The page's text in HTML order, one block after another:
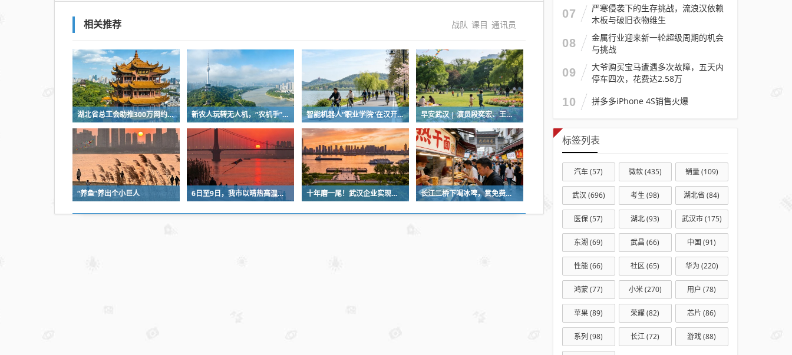
相关推荐 战队 课目 通讯员
湖北省总工会助推300万网约车司机降佣金 新农人玩转无人机，“农机手”赛项最热门 智能机器人“职业学院”在汉开学，教材就是人类的一举一动 早安武汉 | 演员段奕宏、王雷，在武汉获聘
“养鱼”养出个小巨人 6日至9日，我市以晴热高温天气为主 十年磨一尾！武汉企业实现圆口铜鱼规模化繁育 长江二桥下喝冰啤，赏免费音乐
07
严寒侵袭下的生存挑战，流浪汉依赖
木板与破旧衣物维生
08
金属行业迎来新一轮超级周期的机会
与挑战
09
大爷购买宝马遭遇多次故障，五天内
停车四次，花费达2.58万
10 拼多多iPhone 4S销售火爆
标签列表
汽车(57) 微软(435) 销量(109)
武汉 (696) 考生 (98) 湖北省 (84)
医保(57) 湖北(93) 武汉市(175)
东湖 (69) 武昌 (66) 中国 (91)
性能(66) 社区 (65) 华为 (220)
鸿蒙(77) 小米(270) 用户 (78)
苹果(89) 荣耀(82) 芯片 (86)
系列 (98) 长江(72) 游戏(88)